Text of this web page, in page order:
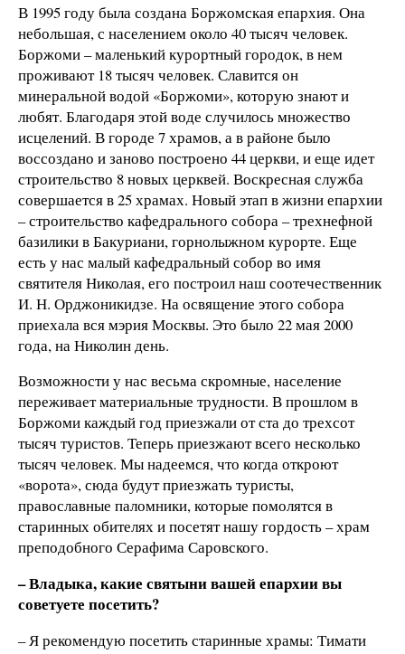
В 1995 году была создана Боржомская епархия. Она
небольшая, с населением около 40 тысяч человек.
Боржоми – маленький курортный городок, в нем
проживают 18 тысяч человек. Славится он
минеральной водой «Боржоми», которую знают и
любят. Благодаря этой воде случилось множество
исцелений. В городе 7 храмов, а в районе было
воссоздано и заново построено 44 церкви, и еще идет
строительство 8 новых церквей. Воскресная служба
совершается в 25 храмах. Новый этап в жизни епархии
– строительство кафедрального собора – трехнефной
базилики в Бакуриани, горнолыжном курорте. Еще
есть у нас малый кафедральный собор во имя
святителя Николая, его построил наш соотечественник
И. Н. Орджоникидзе. На освящение этого собора
приехала вся мэрия Москвы. Это было 22 мая 2000
года, на Николин день.
Возможности у нас весьма скромные, население
переживает материальные трудности. В прошлом в
Боржоми каждый год приезжали от ста до трехсот
тысяч туристов. Теперь приезжают всего несколько
тысяч человек. Мы надеемся, что когда откроют
«ворота», сюда будут приезжать туристы,
православные паломники, которые помолятся в
старинных обителях и посетят нашу гордость – храм
преподобного Серафима Саровского.
– Владыка, какие святыни вашей епархии вы
советуете посетить?
– Я рекомендую посетить старинные храмы: Тимати